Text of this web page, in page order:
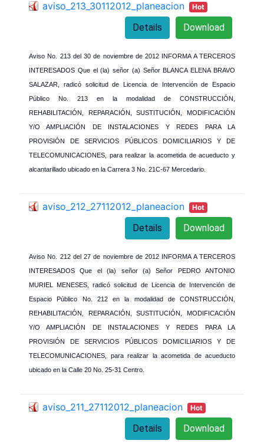
aviso_213_30112012_planeacion Hot
Download
Details
Aviso No. 213 del 30 de noviembre de 2012 INFORMA A TERCEROS
INTERESADOS Que el (la) señor (a) Señor BLANCA ELENA BRAVO
SALAZAR, radicó solicitud de Licencia de Intervención de Espacio
Público No. 213 en la modalidad de CONSTRUCCIÓN,
REHABILITACIÓN, REPARACIÓN, SUSTITUCIÓN, MODIFICACIÓN
Y/O AMPLIACIÓN DE INSTALACIONES Y REDES PARA LA
PROVISIÓN DE SERVICIOS PÚBLICOS DOMICILIARIOS Y DE
TELECOMUNICACIONES, para realizar la acometida de acueducto y
alcantarillado ubicado en la Carrera 3 No. 21C-67 Mercedario.
aviso_212_27112012_planeacion Hot
Download
Details
Aviso No. 212 del 27 de noviembre de 2012 INFORMA A TERCEROS
INTERESADOS Que el (la) señor (a) Señor PEDRO ANTONIO
MURIEL MENESES, radicó solicitud de Licencia de Intervención de
Espacio Público No. 212 en la modalidad de CONSTRUCCIÓN,
REHABILITACIÓN, REPARACIÓN, SUSTITUCIÓN, MODIFICACIÓN
Y/O AMPLIACIÓN DE INSTALACIONES Y REDES PARA LA
PROVISIÓN DE SERVICIOS PÚBLICOS DOMICILIARIOS Y DE
TELECOMUNICACIONES, para realizar la acometida de acueducto
ubicado en la Calle 20 No. 25-31 Centro.
aviso_211_27112012_planeacion Hot
Download
Details